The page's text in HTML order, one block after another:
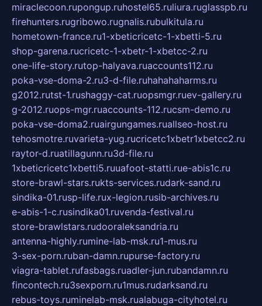
miraclecoon.rupongup.ruhostel65.ruliura.ruglasspb.ru
firehunters.rugribowo.rugnalis.rubulkitula.ru
hometown-france.ru1-xbeticricetc-1-xbetti-5.ru
shop-garena.rucricetc-1-xbetr-1-xbetcc-2.ru
one-life-story.rutop-halyava.ruaccounts112.ru
poka-vse-doma-2.ru3-d-file.ruhahahaharms.ru
g2012.rutst-1.rushaggy-cat.ruopsmgr.ruev-gallery.ru
g-2012.ruops-mgr.ruaccounts-112.rucsm-demo.ru
poka-vse-doma2.ruairgungames.ruallseo-host.ru
tehosmotre.ruvarieta-yug.rucricetc1xbetr1xbetcc2.ru
raytor-d.ruatillagunn.ru3d-file.ru
1xbeticricetc1xbetti5.ruuafoot-statti.rue-abis1c.ru
store-brawl-stars.rukts-services.rudark-sand.ru
sindika-01.rusp-life.rux-legion.rusib-archives.ru
e-abis-1-c.rusindika01.ruvenda-festival.ru
store-brawlstars.rudooraleksandria.ru
antenna-highly.rumine-lab-msk.ru1-mus.ru
3-sex-porn.ruban-damn.rupurse-factory.ru
viagra-tablet.rufasbags.ruadler-jun.rubandamn.ru
fincontech.ru3sexporn.ru1mus.rudarksand.ru
rebus-toys.ruminelab-msk.rualabuga-cityhotel.ru